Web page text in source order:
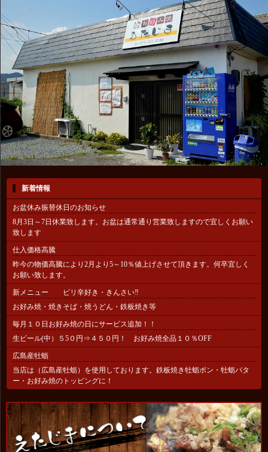
新着情報
お盆休み振替休日のお知らせ
8月3日～7日休業致します。お盆は通常通り営業致しますので宜しくお願い
致します
仕入価格高騰
昨今の物価高騰により2月より5～10％値上げさせて頂きます。何卒宜しく
お願い致します。
新メニュー ピリ辛好き・きんさい‼
お好み焼・焼きそば・焼うどん・鉄板焼き等
毎月１０日お好み焼の日にサービス追加！！
生ビール(中）５5０円⇒４５０円！ お好み焼全品１０％OFF
広島産牡蛎
当店は（広島産牡蛎）を使用しております。鉄板焼き牡蛎ポン・牡蛎バタ
ー・お好み焼のトッピングに！